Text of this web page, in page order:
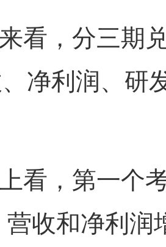
看，分三期
净利润、研
看， 第一个
收和净利